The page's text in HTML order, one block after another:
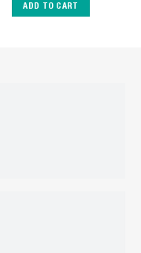
ADD TO CART